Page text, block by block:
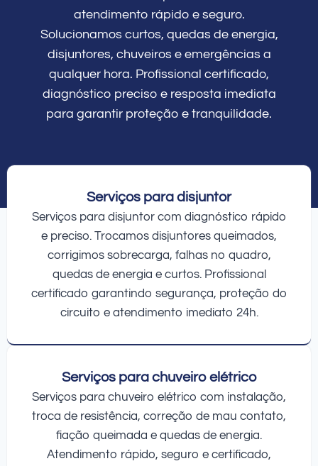
atendimento rápido e seguro.
Solucionamos curtos, quedas de energia,
disjuntores, chuveiros e emergências a
qualquer hora. Profissional certificado,
diagnóstico preciso e resposta imediata
para garantir proteção e tranquilidade.
Serviços para disjuntor
Serviços para disjuntor com diagnóstico rápido
e preciso. Trocamos disjuntores queimados,
corrigimos sobrecarga, falhas no quadro,
quedas de energia e curtos. Profissional
certificado garantindo segurança, proteção do
circuito e atendimento imediato 24h.
Serviços para chuveiro elétrico
Serviços para chuveiro elétrico com instalação,
troca de resistência, correção de mau contato,
fiação queimada e quedas de energia.
Atendimento rápido, seguro e certificado,